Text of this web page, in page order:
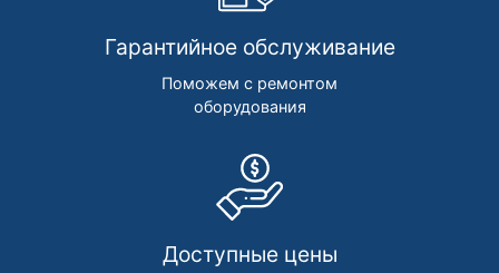
Гарантийное обслуживание
Поможем с ремонтом
оборудования
Доступные цены